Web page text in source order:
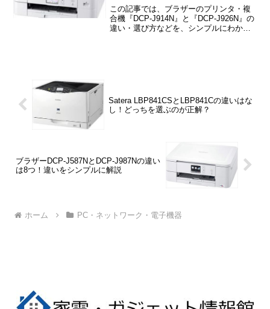
この記事では、ブラザーのプリンタ・複
合機『DCP-J914N』と『DCP-J926N』の
違い・選び方などを、シンプルにわかり
Satera LBP841CSとLBP841Cの違いはな
し！どっちを選ぶのが正解？
ブラザーDCP-J587NとDCP-J987Nの違い
は8つ！違いをシンプルに解説
ホーム PC・ネットワーク・電子機器